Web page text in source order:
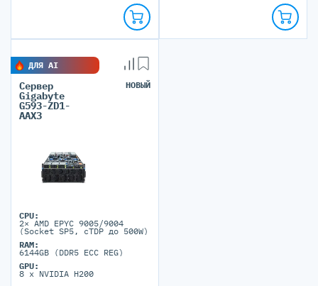
ДЛЯ AI
Сервер
Gigabyte
G593-ZD1-
AAX3
НОВЫЙ
CPU:
2× AMD EPYC 9005/9004
(Socket SP5, cTDP до 500W)
RAM:
6144GB (DDR5 ECC REG)
GPU:
8 x NVIDIA H200